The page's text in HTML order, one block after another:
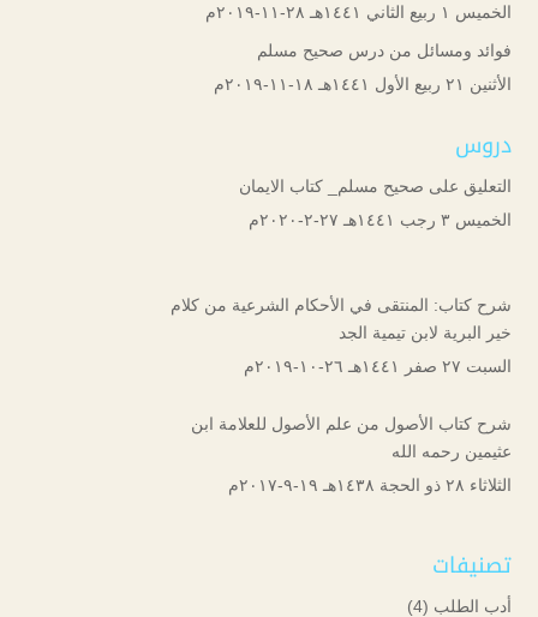
الخميس ۱ ربيع الثاني ۱٤٤۱هـ ۲۸-۱۱-۲۰۱۹م
فوائد ومسائل من درس صحيح مسلم
الأثنين ۲۱ ربيع الأول ۱٤٤۱هـ ۱۸-۱۱-۲۰۱۹م
دروس
التعليق على صحيح مسلم_ كتاب الايمان
الخميس ۳ رجب ۱٤٤۱هـ ۲۷-۲-۲۰۲۰م
شرح كتاب: المنتقى في الأحكام الشرعية من كلام
خير البرية لابن تيمية الجد
السبت ۲۷ صفر ۱٤٤۱هـ ۲٦-۱۰-۲۰۱۹م
شرح كتاب الأصول من علم الأصول للعلامة ابن
عثيمين رحمه الله
الثلاثاء ۲۸ ذو الحجة ۱٤۳۸هـ ۱۹-۹-۲۰۱۷م
تصنيفات
أدب الطلب (4)